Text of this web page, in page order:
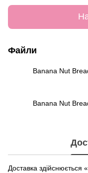
Файли
Banana Nut
Banana Nut
Доставка